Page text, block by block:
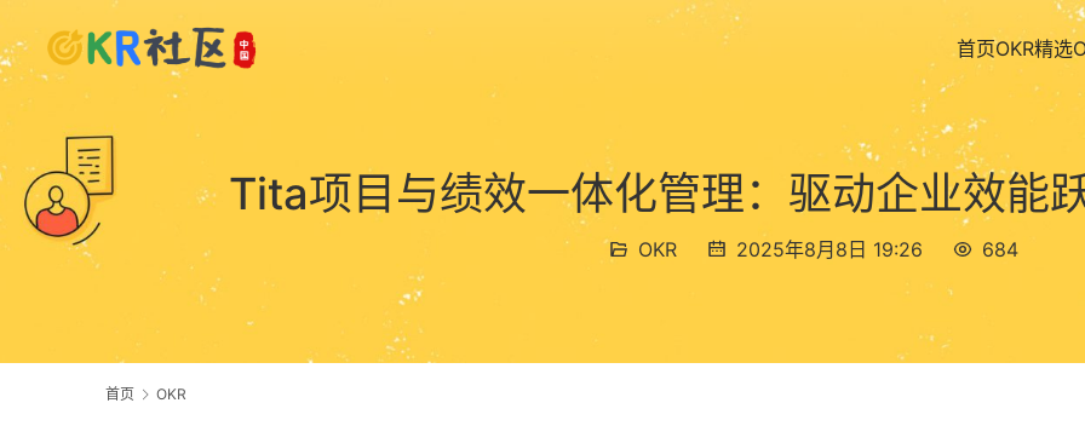
首页OKR精选
Tita项目与绩效一体化管理：驱动企业效能
OKR 2025年8月8日 19:26 684
首页 OKR